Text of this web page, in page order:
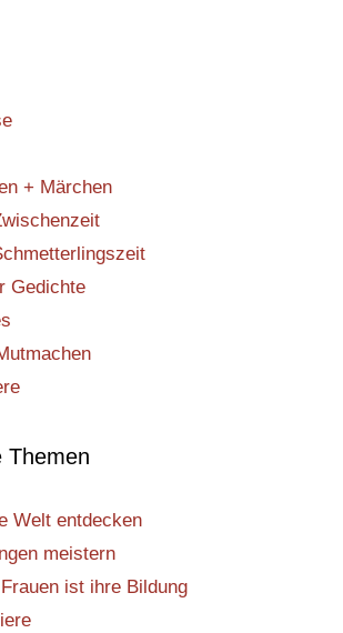
+ Märchen
Gedichte
Themen
Welt entdecken
meistern
ist ihre Bildung